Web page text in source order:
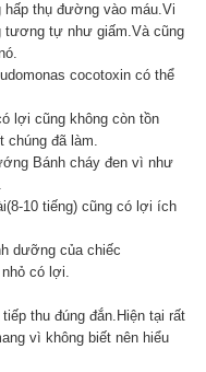
thụ đường vào máu.Vi
tương tự như giấm.Và cũng
cocotoxin có thể
lợi cũng không còn tồn
chúng đã làm.
Bánh cháy đen vì như
10 tiếng) cũng có lợi ích
dưỡng của chiếc
có lợi.
thu đúng đắn.Hiện tại rất
vì không biết nên hiểu